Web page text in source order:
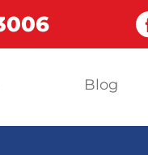
Blog